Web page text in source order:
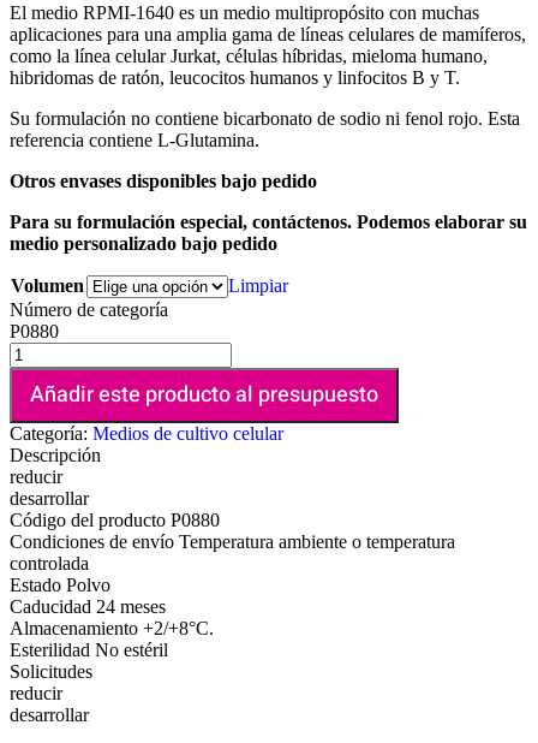
El medio RPMI-1640 es un medio multipropósito con muchas
aplicaciones para una amplia gama de líneas celulares de mamíferos,
como la línea celular Jurkat, células híbridas, mieloma humano,
hibridomas de ratón, leucocitos humanos y linfocitos B y T.
Su formulación no contiene bicarbonato de sodio ni fenol rojo. Esta
referencia contiene L-Glutamina.
Otros envases disponibles bajo pedido
Para su formulación especial, contáctenos. Podemos elaborar su
medio personalizado bajo pedido
Volumen
Limpiar
Número de categoría
P0880
Añadir este producto al presupuesto
Categoría: Medios de cultivo celular
Descripción
reducir
desarrollar
Código del producto P0880
Condiciones de envío Temperatura ambiente o temperatura
controlada
Estado Polvo
Caducidad 24 meses
Almacenamiento +2/+8°C.
Esterilidad No estéril
Solicitudes
reducir
desarrollar